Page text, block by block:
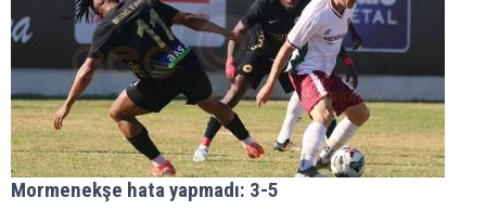
Mormenekşe hata yapmadı: 3-5